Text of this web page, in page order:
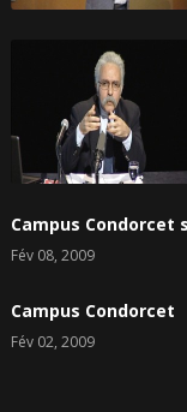
Campus Condorcet
Fév 08, 2009
Campus Condorcet
Fév 02, 2009